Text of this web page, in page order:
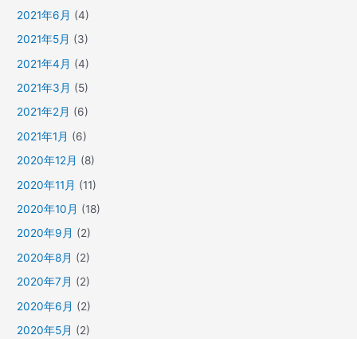
2021年6月 (4)
2021年5月 (3)
2021年4月 (4)
2021年3月 (5)
2021年2月 (6)
2021年1月 (6)
2020年12月 (8)
2020年11月 (11)
2020年10月 (18)
2020年9月 (2)
2020年8月 (2)
2020年7月 (2)
2020年6月 (2)
2020年5月 (2)